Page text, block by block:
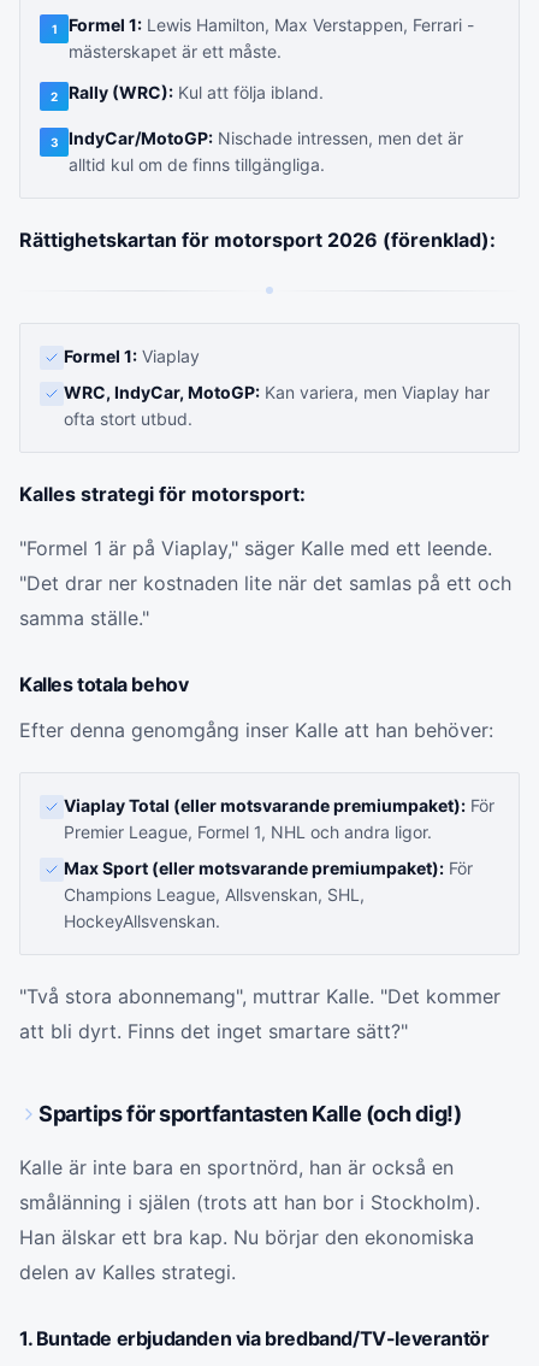
1 Formel 1: Lewis Hamilton, Max Verstappen, Ferrari -
mästerskapet är ett måste.
2 Rally (WRC): Kul att följa ibland.
3 IndyCar/MotoGP: Nischade intressen, men det är
alltid kul om de finns tillgängliga.
Rättighetskartan för motorsport 2026 (förenklad):
Formel 1: Viaplay
WRC, IndyCar, MotoGP: Kan variera, men Viaplay har
ofta stort utbud.
Kalles strategi för motorsport:
"Formel 1 är på Viaplay," säger Kalle med ett leende.
"Det drar ner kostnaden lite när det samlas på ett och
samma ställe."
Kalles totala behov
Efter denna genomgång inser Kalle att han behöver:
Viaplay Total (eller motsvarande premiumpaket): För
Premier League, Formel 1, NHL och andra ligor.
Max Sport (eller motsvarande premiumpaket): För
Champions League, Allsvenskan, SHL,
HockeyAllsvenskan.
"Två stora abonnemang", muttrar Kalle. "Det kommer
att bli dyrt. Finns det inget smartare sätt?"
Spartips för sportfantasten Kalle (och dig!)
Kalle är inte bara en sportnörd, han är också en
smålänning i själen (trots att han bor i Stockholm).
Han älskar ett bra kap. Nu börjar den ekonomiska
delen av Kalles strategi.
1. Buntade erbjudanden via bredband/TV-leverantör